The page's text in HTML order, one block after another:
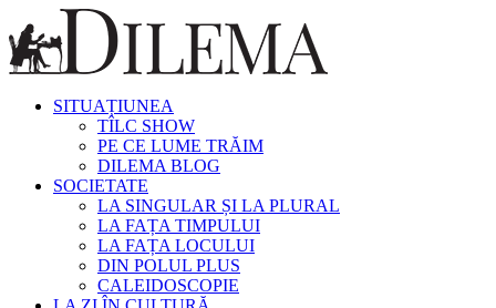
SITUAȚIUNEA
TÎLC SHOW
PE CE LUME TRĂIM
DILEMA BLOG
SOCIETATE
LA SINGULAR ȘI LA PLURAL
LA FAȚA TIMPULUI
LA FAȚA LOCULUI
DIN POLUL PLUS
CALEIDOSCOPIE